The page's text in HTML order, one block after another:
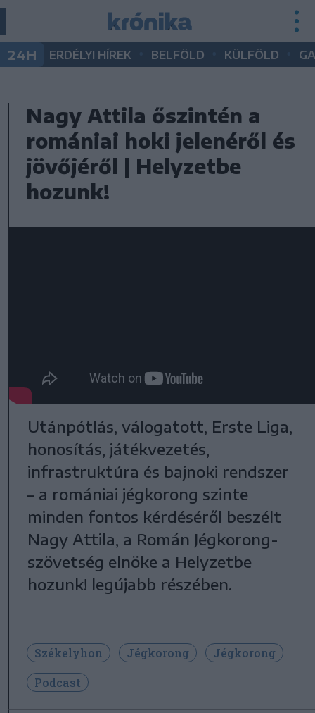
24H ERDÉLYI HÍREK BELFÖLD KÜLFÖLD
Nagy Attila őszintén a
romániai hoki jelenéről és
jövőjéről | Helyzetbe
hozunk!
Utánpótlás, válogatott, Erste Liga,
honosítás, játékvezetés,
infrastruktúra és bajnoki rendszer
– a romániai jégkorong szinte
minden fontos kérdéséről beszélt
Nagy Attila, a Román Jégkorong-
szövetség elnöke a Helyzetbe
hozunk! legújabb részében.
Székelyhon Jégkorong
Jégkorong
Podcast